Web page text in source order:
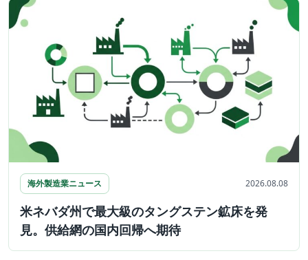
海外製造業ニュース 2026.08.08
米ネバダ州で最大級のタングステン鉱床を発
見。供給網の国内回帰へ期待